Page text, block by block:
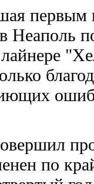
лайнере
по